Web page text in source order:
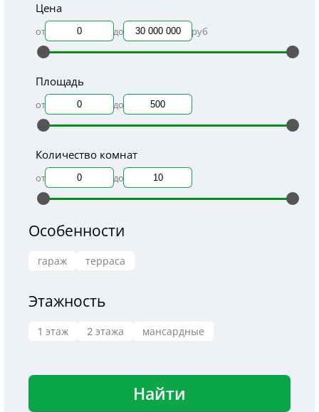
Цена
от до руб
Площадь
от до
Количество комнат
от до
Особенности
гараж терраса
Этажность
1 этаж 2 этажа мансардные
Найти